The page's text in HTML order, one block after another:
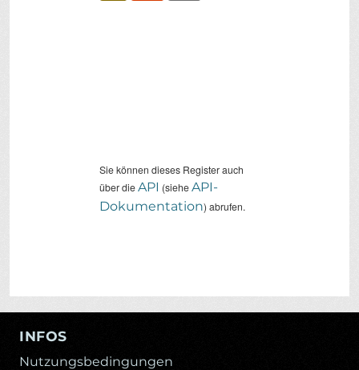
Sie können dieses Register auch
über dieAPI (sieheAPI-
Dokumentation) abrufen.
INFOS
Nutzungsbedingungen